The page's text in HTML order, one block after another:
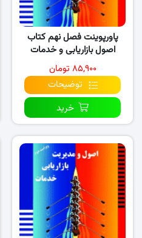
پاورپوینت فصل نهم کتاب
اصول بازاریابی و خدمات
(نسخه ۳)
۸۵,۹۰۰ تومان
توضیحات
خرید